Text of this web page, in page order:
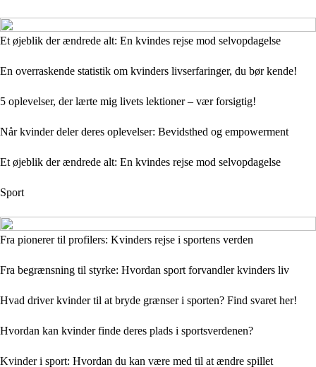
Et øjeblik der ændrede alt: En kvindes rejse mod selvopdagelse
En overraskende statistik om kvinders livserfaringer, du bør kende!
5 oplevelser, der lærte mig livets lektioner – vær forsigtig!
Når kvinder deler deres oplevelser: Bevidsthed og empowerment
Et øjeblik der ændrede alt: En kvindes rejse mod selvopdagelse
Sport
Fra pionerer til profilers: Kvinders rejse i sportens verden
Fra begrænsning til styrke: Hvordan sport forvandler kvinders liv
Hvad driver kvinder til at bryde grænser i sporten? Find svaret her!
Hvordan kan kvinder finde deres plads i sportsverdenen?
Kvinder i sport: Hvordan du kan være med til at ændre spillet